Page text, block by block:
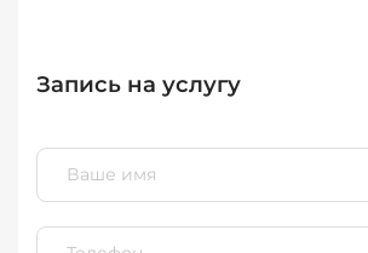
Запись на услугу